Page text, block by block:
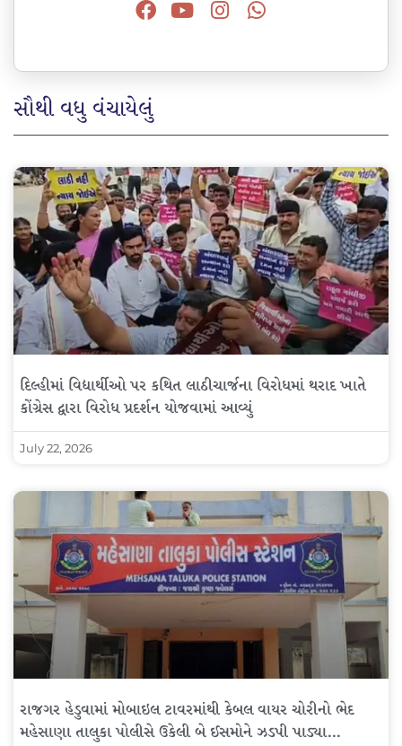
સૌથી વધુ વંચાયેલું
દિલ્હીમાં વિદ્યાર્થીઓ પર કથિત લાઠીચાર્જના વિરોધમાં થરાદ ખાતે
કોંગ્રેસ દ્વારા વિરોધ પ્રદર્શન યોજવામાં આવ્યું
July 22, 2026
રાજગર હેડુવામાં મોબાઇલ ટાવરમાંથી કેબલ વાયર ચોરીનો ભેદ
મહેસાણા તાલુકા પોલીસે ઉકેલી બે ઈસમોને ઝડપી પાડ્યા…